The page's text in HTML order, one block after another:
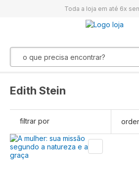
Toda a loja em até 6x
Edith Stein
filtrar por